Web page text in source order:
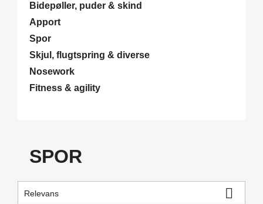
Bidepøller, puder & skind
Apport
Spor
Skjul, flugtspring & diverse
Nosework
Fitness & agility
SPOR
Relevans 